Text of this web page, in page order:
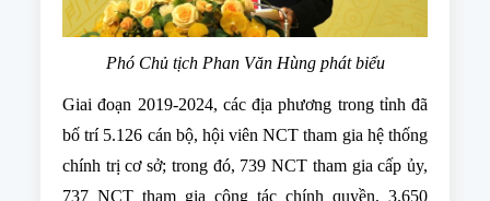
Phó Chủ tịch Phan Văn Hùng phát biểu
Giai đoạn 2019-2024, các địa phương trong tỉnh đã
bố trí 5.126 cán bộ, hội viên NCT tham gia hệ thống
chính trị cơ sở; trong đó, 739 NCT tham gia cấp ủy,
737 NCT tham gia công tác chính quyền, 3.650